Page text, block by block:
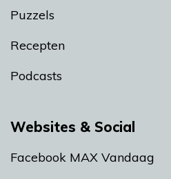
Puzzels
Recepten
Podcasts
Websites & Social
Facebook MAX Vandaag